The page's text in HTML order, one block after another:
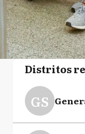
Distritos
GS